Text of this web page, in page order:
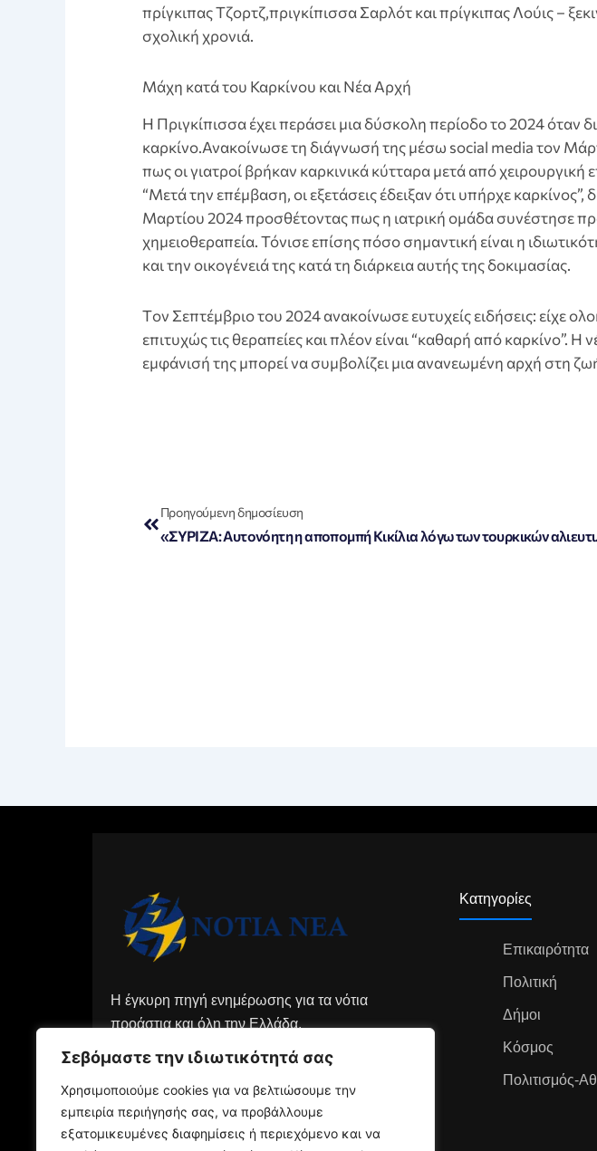
Σεβόμαστε την ιδιωτικότητά σας
Χρησιμοποιούμε cookies για να βελτιώσουμε την
εμπειρία περιήγησής σας, να προβάλλουμε
εξατομικευμένες διαφημίσεις ή περιεχόμενο και να
πρίγκιπας Τζορτζ,πριγκίπισσα Σαρλότ και πρίγκιπας Λούις –
σχολική χρονιά.
Mάχη κατά του Καρκίνου και Νέα Αρχή
Η Πριγκίπισσα έχει περάσει μια δύσκολη περίοδο το 2024 όταν
καρκίνο.Ανακοίνωσε τη διάγνωσή της μέσω social media τον
πως οι γιατροί βρήκαν καρκινικά κύτταρα μετά από χειρουργική
“Μετά την επέμβαση, οι εξετάσεις έδειξαν ότι υπήρχε καρκίνος”,
Μαρτίου 2024 προσθέτοντας πως η ιατρική ομάδα συνέστησε
χημειοθεραπεία. Τόνισε επίσης πόσο σημαντική είναι η
και την οικογένειά της κατά τη διάρκεια αυτής της δοκιμασίας.
Tον Σεπτέμβριο του 2024 ανακοίνωσε ευτυχείς ειδήσεις: είχε
επιτυχώς τις θεραπείες και πλέον είναι “καθαρή από καρκίνο”. Η
εμφάνισή της μπορεί να συμβολίζει μια ανανεωμένη αρχή στη
Προηγούμενη δημοσίευση
Η έγκυρη πηγή ενημέρωσης για τα νότια
προάστια και όλη την Ελλάδα.
Κατηγορίες
Επικαιρότητα
Πολιτική
Δήμοι
Κόσμος
Πολιτισμός-